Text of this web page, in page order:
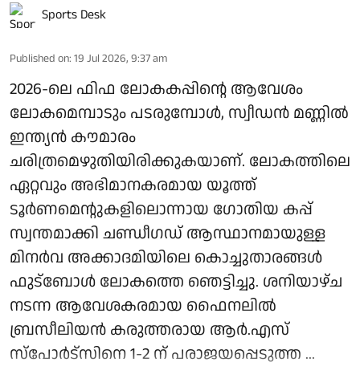
Sports Desk
Published on: 19 Jul 2026, 9:37 am
2026-ലെ ഫിഫ ലോകകപ്പിന്റെ ആവേശം
ലോകമെമ്പാടും പടരുമ്പോള്‍, സ്വീഡന്‍ മണ്ണില്‍
ഇന്ത്യന്‍ കൗമാരം
ചരിത്രമെഴുതിയിരിക്കുകയാണ്. ലോകത്തിലെ
ഏറ്റവും അഭിമാനകരമായ യൂത്ത്
ടൂര്‍ണമെന്റുകളിലൊന്നായ ഗോതിയ കപ്പ്
സ്വന്തമാക്കി ചണ്ഡീഗഡ് ആസ്ഥാനമായുള്ള
മിനര്‍വ അക്കാദമിയിലെ കൊച്ചുതാരങ്ങള്‍
ഫുട്‌ബോള്‍ ലോകത്തെ ഞെട്ടിച്ചു. ശനിയാഴ്ച
നടന്ന ആവേശകരമായ ഫൈനലില്‍
ബ്രസീലിയന്‍ കരുത്തരായ ആര്‍.എസ്
സ്‌പോര്‍ട്‌സിനെ 1-2 ന് പരാജയപ്പെടുത്ത ...